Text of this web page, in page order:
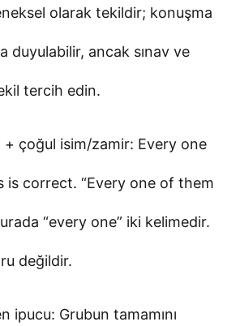
olarak tekildir; konuşma
duyulabilir, ancak sınav ve
tercih edin.
+ çoğul isim/zamir: Every one
is correct. “Every one of them
“every one” iki kelimedir.
değildir.
ipucu: Grubun tamamını